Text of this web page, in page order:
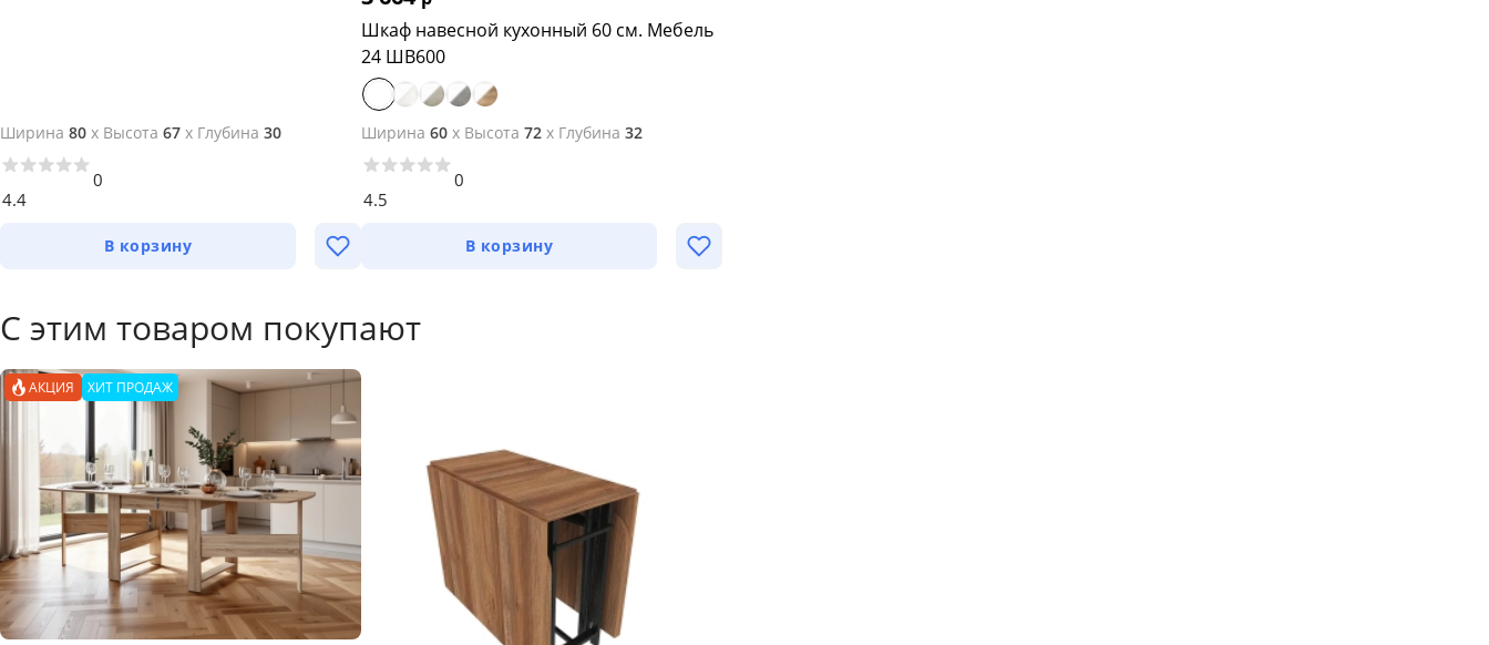
Ширина 80 x Высота 67 x Глубина 30
4.4
0
В корзину
Шкаф навесной кухонный 60 см. Мебель
24 ШВ600
Ширина 60 x Высота 72 x Глубина 32
4.5
0
В корзину
С этим товаром покупают
АКЦИЯ ХИТ ПРОДАЖ